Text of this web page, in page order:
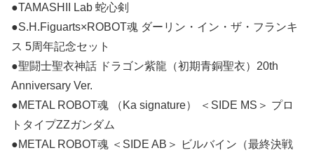
●TAMASHII Lab 蛇心剣
●S.H.Figuarts×ROBOT魂 ダーリン・イン・ザ・フランキ
ス 5周年記念セット
●聖闘士聖衣神話 ドラゴン紫龍（初期青銅聖衣）20th
Anniversary Ver.
●METAL ROBOT魂 （Ka signature） ＜SIDE MS＞ プロ
トタイプZZガンダム
●METAL ROBOT魂 ＜SIDE AB＞ ビルバイン（最終決戦